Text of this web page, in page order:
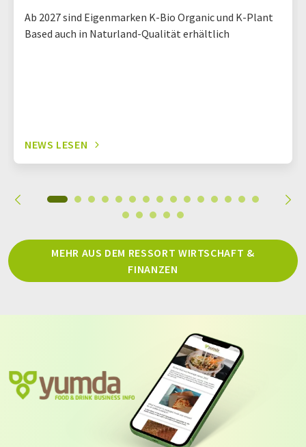
Ab 2027 sind Eigenmarken K-Bio Organic und K-Plant
Based auch in Naturland-Qualität erhältlich
NEWS LESEN
MEHR AUS DEM RESSORT WIRTSCHAFT &
FINANZEN